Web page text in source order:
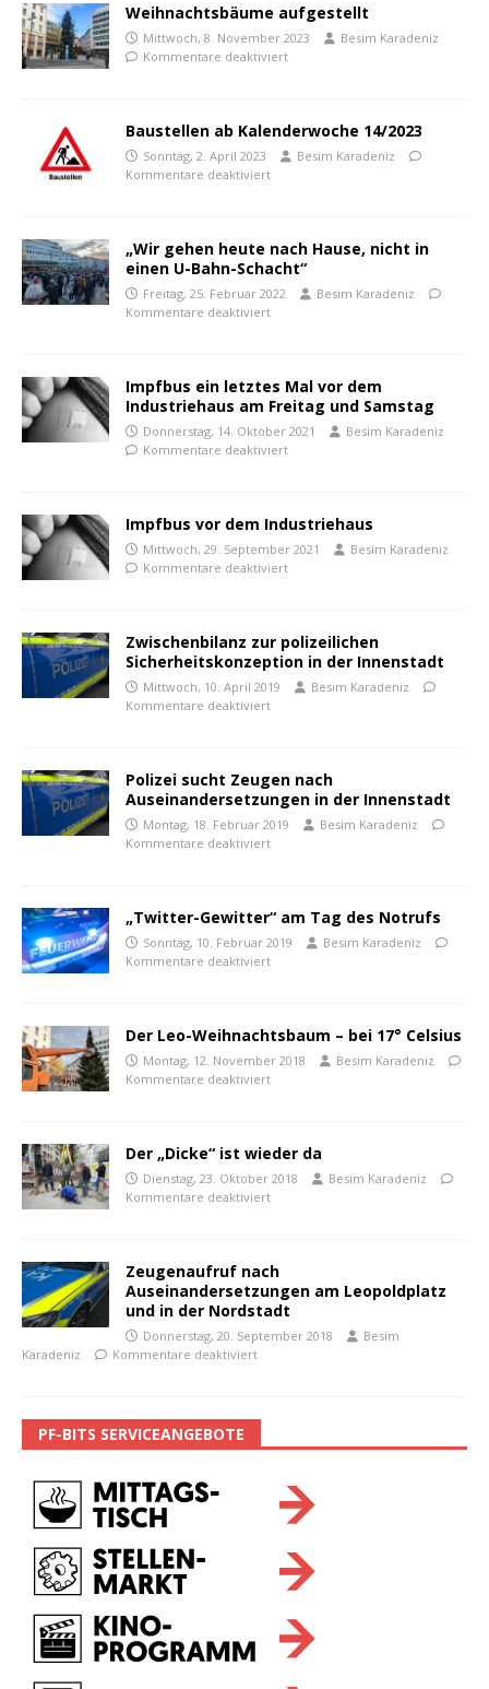
Weihnachtsbäume aufgestellt
Mittwoch, 8. November 2023
Besim Karadeniz
Kommentare deaktiviert
Baustellen ab Kalenderwoche 14/2023
Sonntag, 2. April 2023
Besim Karadeniz
Kommentare deaktiviert
„Wir gehen heute nach Hause, nicht in
einen U-Bahn-Schacht“
Freitag, 25. Februar 2022
Besim Karadeniz
Kommentare deaktiviert
Impfbus ein letztes Mal vor dem
Industriehaus am Freitag und Samstag
Donnerstag, 14. Oktober 2021
Besim Karadeniz
Kommentare deaktiviert
Impfbus vor dem Industriehaus
Mittwoch, 29. September 2021
Besim Karadeniz
Kommentare deaktiviert
Zwischenbilanz zur polizeilichen
Sicherheitskonzeption in der Innenstadt
Mittwoch, 10. April 2019
Besim Karadeniz
Kommentare deaktiviert
Polizei sucht Zeugen nach
Auseinandersetzungen in der Innenstadt
Montag, 18. Februar 2019
Besim Karadeniz
Kommentare deaktiviert
„Twitter-Gewitter“ am Tag des Notrufs
Sonntag, 10. Februar 2019
Besim Karadeniz
Kommentare deaktiviert
Der Leo-Weihnachtsbaum – bei 17° Celsius
Montag, 12. November 2018
Besim Karadeniz
Kommentare deaktiviert
Der „Dicke“ ist wieder da
Dienstag, 23. Oktober 2018
Besim Karadeniz
Kommentare deaktiviert
Zeugenaufruf nach
Auseinandersetzungen am Leopoldplatz
und in der Nordstadt
Donnerstag, 20. September 2018
Besim
Karadeniz
Kommentare deaktiviert
PF-BITS SERVICEANGEBOTE